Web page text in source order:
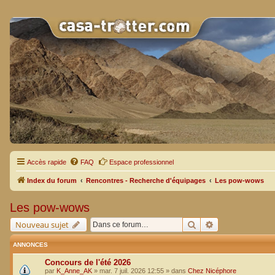
Accès rapide FAQ Espace professionnel
Index du forum Rencontres - Recherche d'équipages Les pow-wows
Les pow-wows
Nouveau sujet Rechercher
ANNONCES
Concours de l'été 2026
par K_Anne_AK » mar. 7 juil. 2026 12:55 » dans Chez Nicéphore